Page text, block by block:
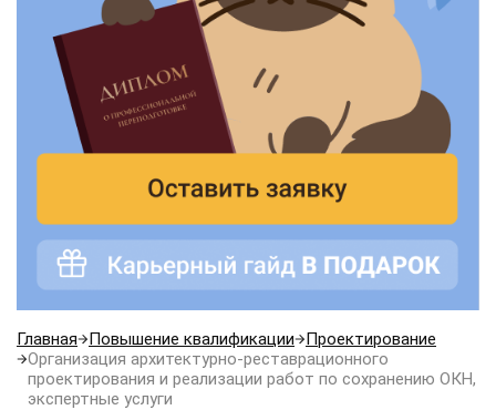
Главная Повышение квалификации
Проектирование
Организация архитектурно-реставрационного
проектирования и реализации работ по сохранению ОКН,
экспертные услуги